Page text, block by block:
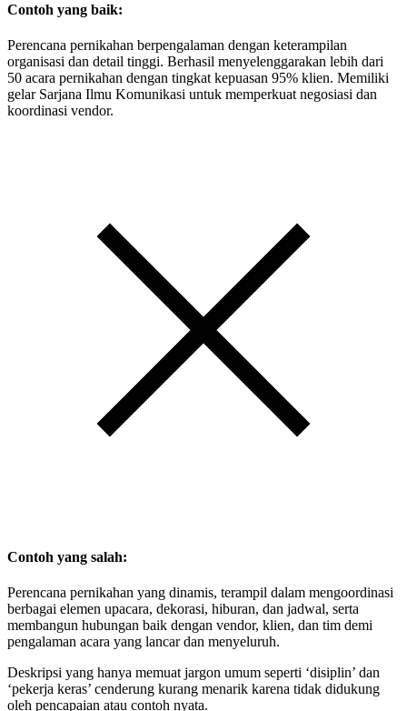
Contoh yang baik:
Perencana pernikahan berpengalaman dengan keterampilan
organisasi dan detail tinggi. Berhasil menyelenggarakan lebih dari
50 acara pernikahan dengan tingkat kepuasan 95% klien. Memiliki
gelar Sarjana Ilmu Komunikasi untuk memperkuat negosiasi dan
koordinasi vendor.
Contoh yang salah:
Perencana pernikahan yang dinamis, terampil dalam mengoordinasi
berbagai elemen upacara, dekorasi, hiburan, dan jadwal, serta
membangun hubungan baik dengan vendor, klien, dan tim demi
pengalaman acara yang lancar dan menyeluruh.
Deskripsi yang hanya memuat jargon umum seperti ‘disiplin’ dan
‘pekerja keras’ cenderung kurang menarik karena tidak didukung
oleh pencapaian atau contoh nyata.